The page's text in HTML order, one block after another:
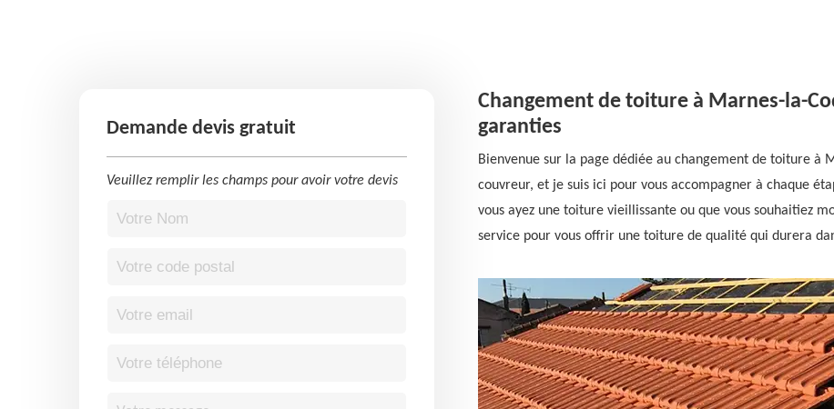
Demande devis gratuit
Veuillez remplir les champs pour avoir votre devis
Changement de toiture à Marnes-la-
garanties
Bienvenue sur la page dédiée au changement de toiture à
couvreur, et je suis ici pour vous accompagner à chaque
vous ayez une toiture vieillissante ou que vous souhaitiez
service pour vous offrir une toiture de qualité qui durera